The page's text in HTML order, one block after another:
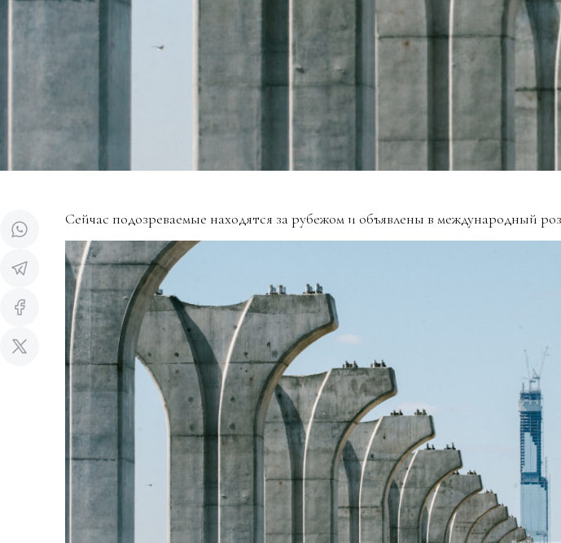
Сейчас подозреваемые находятся за рубежом и объявлены в международный